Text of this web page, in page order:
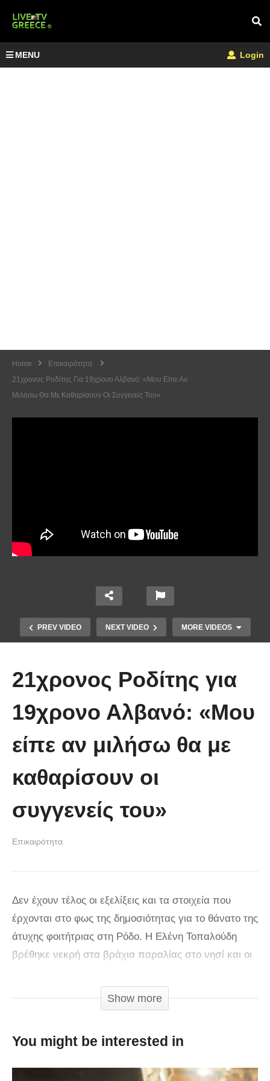
MENU Login
Home
Επικαιρότητα
21χρονος Ροδίτης Για 19χρονο Αλβανό: «Μου Είπε Αν
Μιλήσω Θα Με Καθαρίσουν Οι Συγγενείς Του»
PREV VIDEO NEXT VIDEO MORE VIDEOS
πρώτη στιγμή και συγκίνησε το
νοηματική με ένα μικρό κορίτσι
21χρονος Ροδίτης για
19χρονο Αλβανό: «Μου
είπε αν μιλήσω θα με
καθαρίσουν οι
συγγενείς του»
Επικαιρότητα
Δεν έχουν τέλος οι εξελίξεις και τα στοιχεία που
έρχονται στο φως της δημοσιότητας για το θάνατο της
άτυχης φοιτήτριας στη Ρόδο. Η Ελένη Τοπαλούδη
βρέθηκε νεκρή στα βράχια παραλίας στο νησί και οι
χώρα άρχισαν να διαδέχονται η μία την άλλη. Μετά
την προανακριτική κατάθεση του 19χρονου Αλβανού,
21χρονου Ροδίτη. Ο 21χρονος κατηγορούμενος έλυσε
Show more
You might be interested in